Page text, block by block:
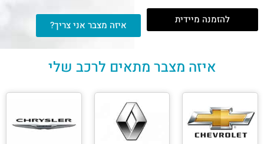
להזמנה מיידית איזה מצבר אני צריך?
איזה מצבר מתאים לרכב שלי